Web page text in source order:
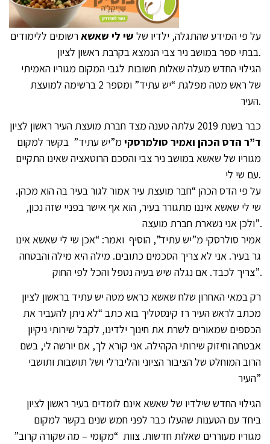
על פי המידע שהתגלה, ילדיו של שי לי שאשארשומים ללימודים
בבתי ספר במושב ניר צבי הנמצא בקרבת ראשון לציון.
הגילוי החדש מעלה שאלות חשובות לגבי המקום מגוריו האמיתי
של ראש מטה מפלגת “יש עתיד” ומספר 2 ברשימה למועצת
העיר.
כבר בשנת 2019 עלתה טענה מצד חברת מועצת העיר ראשון לציון
ד”ר הדס הכהן ואמיר סולמרסקי מ”יש עתיד” בקשר למקום
מגוריו של שאשא במושב ניר צבי והסכם הרוטאציה שאינו התקיים
עם שי לי.
על פי הדס הכהן “חבר מועצת עיר אמור לגור בעיר בה הוא מכהן.
שי לי שאשא איננו מתגורר בעיר, הוא אף אישר בפניי שזה נכון,
ולכן אני נשארת חברת מועצה”.
אמיר סולרסקי מ”יש עתיד”, הוסיף ואמר: “אכן שי לי שאשא אינו
גר בעיר. אני לא צריך הסכמים כתובים. מילה היא מילה והבטחה
צריך לכבד. אם נגלה שיש בעיה נטפל והכל לפי החוק”.
רק במאי האחרון שלח שאשא כראש מטה יש עתיד בראשון לציון
מכתב לראש העיר רז קינסטליך בוא כתב “לא ניתן להעביר את
הכספים שמאורים לשרת את חינוך ילדינו, לקבל שירותי ניקיון
אבטחה וחיזוק שירותי הקהילה. אני קורא לך, אם יורשה לי, בשם
הרוב המוחלט של הציבור הציוני והליברלי ושל תושבות ותושבי
העיר”
הגילוי החדש שילדיו של שאשא אינם לומדים בעיר ראשון לציון
ביחד עם הטענות שהעלו כבר לפני חמש שנים בקשר למקום
מגוריו מעוררים שאלות חדשות. צוות “מקומי – מה שקורה קרוב”